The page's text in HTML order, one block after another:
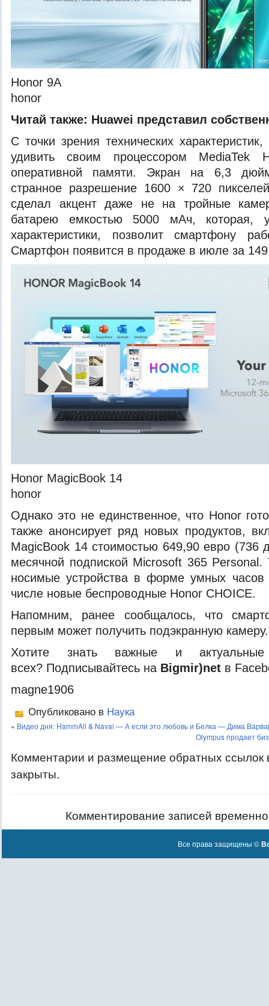
Honor 9A
honor
Читай также: Huawei представил
С точки зрения технических
удивить своим процессором
оперативной памяти. Экран на 6,3
странное разрешение 1600 × 720
сделал акцент даже не на тройные
батарею емкостью 5000 мАч, которая,
характеристики, позволит смартфону
Смартфон появится в продаже в июле за
Honor MagicBook 14
honor
Однако это не единственное, что Honor
также анонсирует ряд новых продуктов,
MagicBook 14 стоимостью 649,90 евро
месячной подпиской Microsoft 365 Personal.
носимые устройства в форме умных
числе новые беспроводные Honor CHOICE.
Напомним, ранее сообщалось, что
первым может получить подэкранную камеру.
Хотите знать важные и
всех? Подписывайтесь на Bigmir)net в
magne1906
Опубликовано в Наука
« Видео дня: HammAli & Navai — А если это любовь и Белка — Дима
Olympus продает
Комментарии и размещение обратных ссылок
закрыты.
Комментирование записей
Все права защищены ©